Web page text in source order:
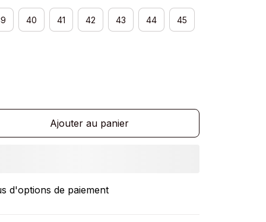
40 41 42 43 44 45
Ajouter au panier
d'options de paiement